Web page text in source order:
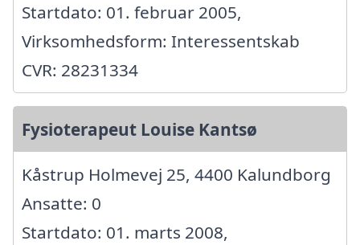
Startdato: 01. februar 2005,
Virksomhedsform: Interessentskab
CVR: 28231334
Fysioterapeut Louise Kantsø
Kåstrup Holmevej 25, 4400 Kalundborg
Ansatte: 0
Startdato: 01. marts 2008,